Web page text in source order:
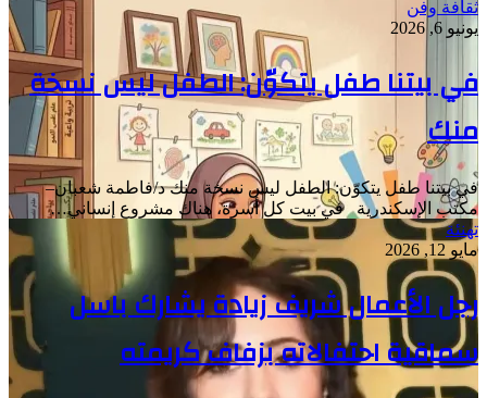
ثقافة وفن
يونيو 6, 2026
في بيتنا طفل يتكوّن: الطفل ليس نسخة
منك
في بيتنا طفل يتكوّن: الطفل ليس نسخة منك د/فاطمة شعبان–
مكتب الإسكندرية في بيت كل أسرة، هناك مشروع إنساني…
تهنئة
مايو 12, 2026
رجل الأعمال شريف زيادة يشارك باسل
سماقية احتفالاته بزفاف كريمته